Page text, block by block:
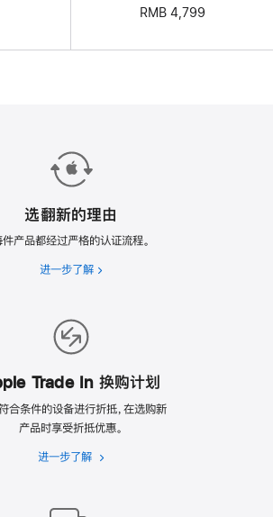
RMB 4,799
选翻新的理由
件产品都经过严格的认证流程。
进一步了解 选
Trade In 换购计划
合条件的设备进行折抵，在选购新
产品时享受折抵优惠。
进一步了解
Apple